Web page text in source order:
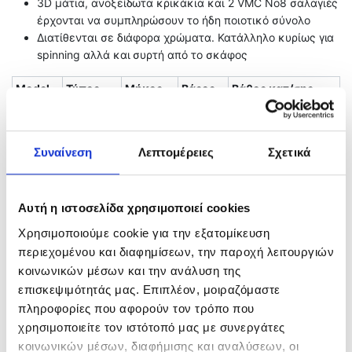
Συναίνεση Λεπτομέρειες Σχετικά
Αυτή η ιστοσελίδα χρησιμοποιεί cookies
Χρησιμοποιούμε cookie για την εξατομίκευση
περιεχομένου και διαφημίσεων, την παροχή λειτουργιών
κοινωνικών μέσων και την ανάλυση της
επισκεψιμότητάς μας. Επιπλέον, μοιραζόμαστε
πληροφορίες που αφορούν τον τρόπο που
χρησιμοποιείτε τον ιστότοπό μας με συνεργάτες
κοινωνικών μέσων, διαφήμισης και αναλύσεων, οι
έρχονται να συμπληρώσουν το ήδη ποιοτικό σύνολο
Διατίθενται σε διάφορα χρώματα. Κατάλληλο κυρίως για
spinning αλλά και συρτή από το σκάφος
Model Τύπος Μήκος Βάρος
Βάθος κατ/σης
0-0.7mt
Related products